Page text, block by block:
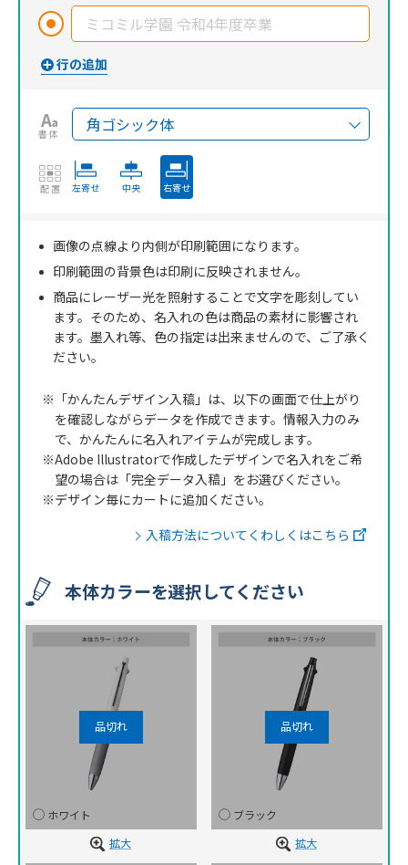
書体
配置 左寄せ 中央 右寄せ
画像の点線より内側が印刷範囲になります。
印刷範囲の背景色は印刷に反映されません。
商品にレーザー光を照射することで文字を彫刻してい
ます。そのため、名入れの色は商品の素材に影響され
ます。墨入れ等、色の指定は出来ませんので、ご了承く
ださい。
※「かんたんデザイン入稿」は、以下の画面で仕上がり
を確認しながらデータを作成できます。情報入力のみ
で、かんたんに名入れアイテムが完成します。
※Adobe Illustratorで作成したデザインで名入れをご希
望の場合は「完全データ入稿」をお選びください。
※デザイン毎にカートに追加ください。
入稿方法についてくわしくはこちら
本体カラーを選択してください
ホワイト
拡大
ブラック
拡大